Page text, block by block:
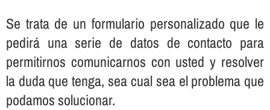
Se trata de un formulario personalizado que le
pedirá una serie de datos de contacto para
permitirnos comunicarnos con usted y resolver
la duda que tenga, sea cual sea el problema que
podamos solucionar.